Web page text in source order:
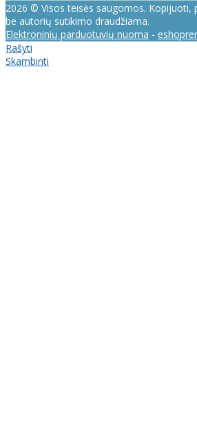
2026 © Visos teisės saugomos. Kopijuoti,
be autorių sutikimo draudžiama.
Elektroninių parduotuvių nuoma -
Rašyti
Skambinti